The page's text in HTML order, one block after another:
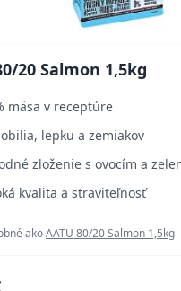
20 Salmon 1,5kg
mäsa v receptúre
lepku a zemiakov
zloženie s ovocím a
kvalita a straviteľnosť
akoAATU 80/20 Salmon 1,5kg